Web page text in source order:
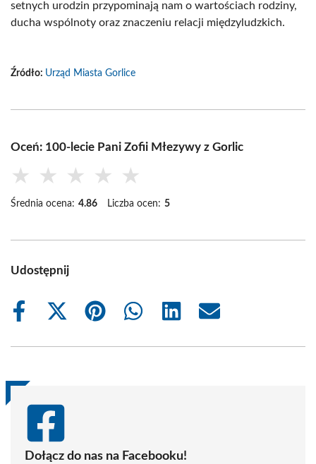
setnych urodzin przypominają nam o wartościach rodziny,
ducha wspólnoty oraz znaczeniu relacji międzyludzkich.
Źródło: Urząd Miasta Gorlice
Oceń: 100-lecie Pani Zofii Młezywy z Gorlic
★ ★ ★ ★ ★
Średnia ocena: 4.86 Liczba ocen: 5
Udostępnij
Share
Share
(Twitter)
Share
Share
Share
Share
Dołącz do nas na Facebooku!